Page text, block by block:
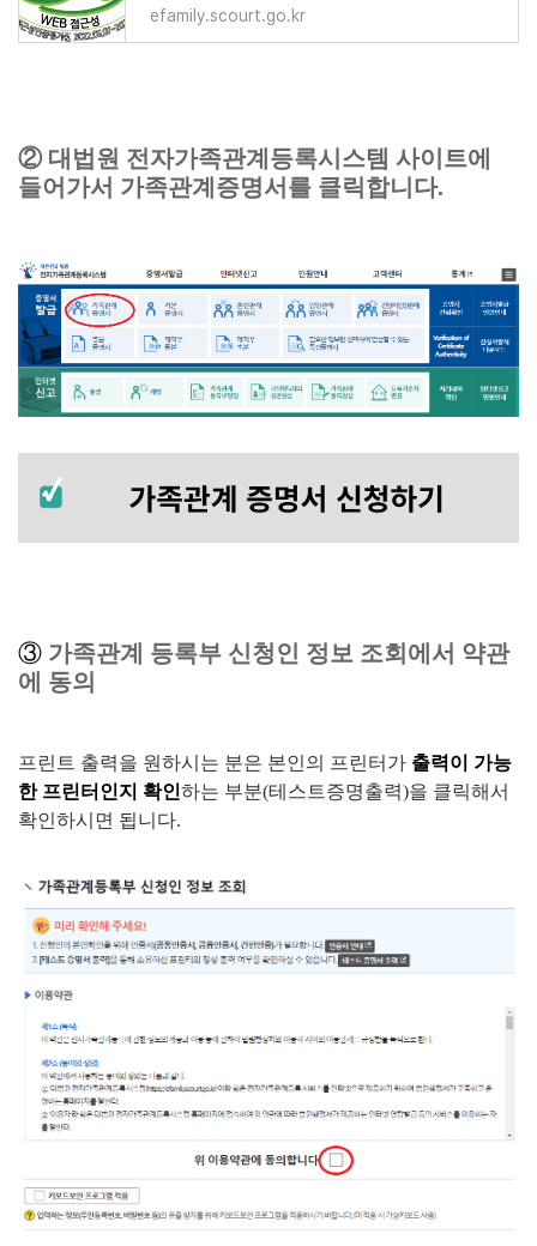
efamily.scourt.go.kr
② 대법원 전자가족관계등록시스템 사이트에
들어가서 가족관계증명서를 클릭합니다.
③ 가족관계 등록부 신청인 정보 조회에서 약관
에 동의
프린트 출력을 원하시는 분은 본인의 프린터가 출력이 가능
한 프린터인지 확인하는 부분(테스트증명출력)을 클릭해서
확인하시면 됩니다.